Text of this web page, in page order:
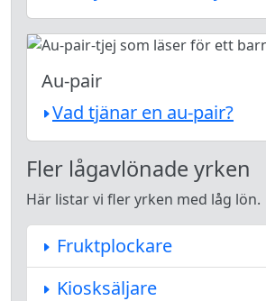
Au-pair
Vad tjänar en au-pair?
Fler lågavlönade yrken
Här listar vi fler yrken med låg lön.
Fruktplockare
Kiosksäljare